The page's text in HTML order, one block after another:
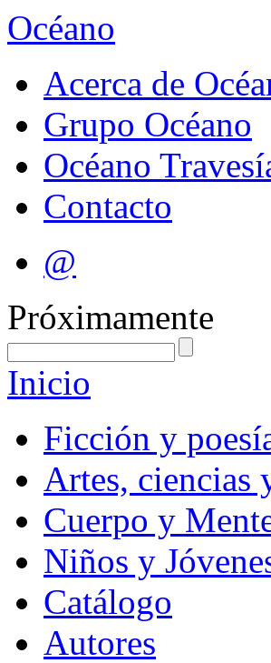
Océano
Acerca de
Grupo Océano
Océano
Contacto
@
Próximamente
Inicio
Ficción y
Artes, ciencias
Cuerpo y
Niños y
Catálogo
Autores